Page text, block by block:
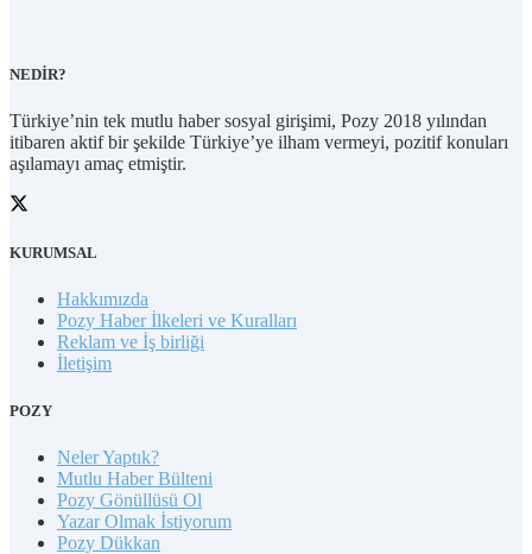
NEDİR?
Türkiye’nin tek mutlu haber sosyal girişimi, Pozy 2018 yılından
itibaren aktif bir şekilde Türkiye’ye ilham vermeyi, pozitif konuları
aşılamayı amaç etmiştir.
KURUMSAL
Hakkımızda
Pozy Haber İlkeleri ve Kuralları
Reklam ve İş birliği
İletişim
POZY
Neler Yaptık?
Mutlu Haber Bülteni
Pozy Gönüllüsü Ol
Yazar Olmak İstiyorum
Pozy Dükkan